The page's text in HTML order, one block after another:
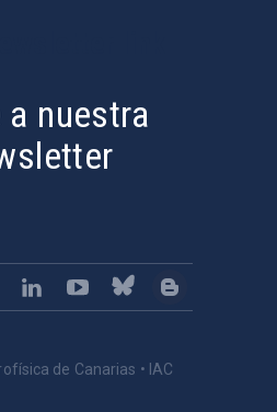
a nuestra
de Canarias • IAC